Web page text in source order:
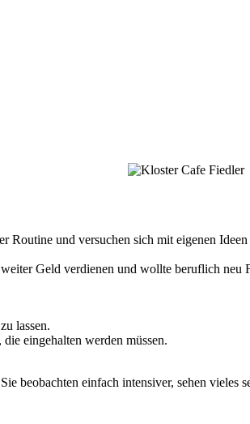
und versuchen sich mit eigenen
Geld verdienen und wollte beruflich neu
lassen.
eingehalten werden müssen.
beobachten einfach intensiver, sehen vieles